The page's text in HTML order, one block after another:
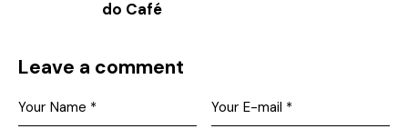
do Café
Leave a comment